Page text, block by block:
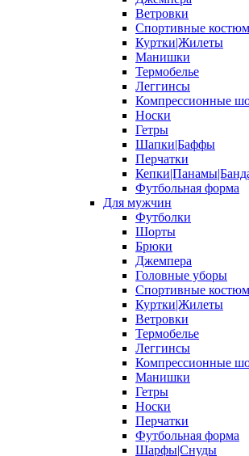
Ветровки
Спортивные
Куртки|Жилеты
Манишки
Термобелье
Леггинсы
Компрессионные
Носки
Гетры
Шапки|Баффы
Перчатки
Футбольная форма
Для мужчин
Футболки
Шорты
Брюки
Джемпера
Головные уборы
Спортивные
Куртки|Жилеты
Ветровки
Термобелье
Леггинсы
Компрессионные
Манишки
Гетры
Носки
Перчатки
Футбольная форма
Шарфы|Снуды